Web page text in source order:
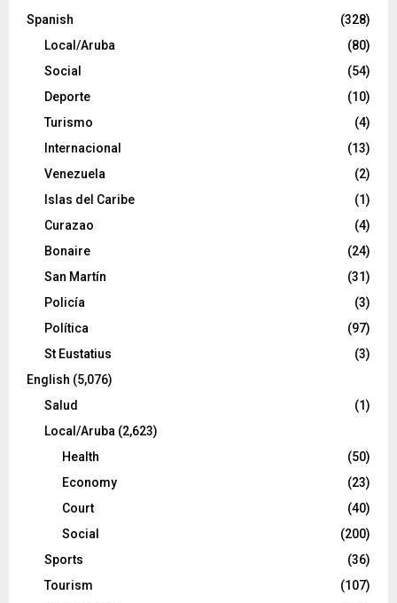
Spanish
(328)
Local/Aruba
(80)
Social
(54)
Deporte
(10)
Turismo
(4)
Internacional
(13)
Venezuela
(2)
Islas del Caribe
(1)
Curazao
(4)
Bonaire
(24)
San Martín
(31)
Policía
(3)
Política
(97)
St Eustatius
(3)
English (5,076)
Salud
(1)
Local/Aruba (2,623)
Health
(50)
Economy
(23)
Court
(40)
Social
(200)
Sports
(36)
Tourism
(107)